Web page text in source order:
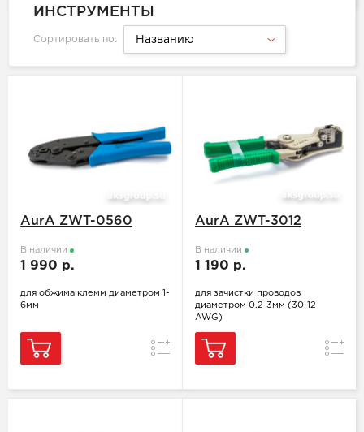
ИНСТРУМЕНТЫ
Сортировать по: Названию
AurA ZWT-0560
В наличии
1 990 р.
для обжима клемм диаметром 1-
6мм
Сравнение
AurA ZWT-3012
В наличии
1 190 р.
для зачистки проводов
диаметром 0.2-3мм (30-12
AWG)